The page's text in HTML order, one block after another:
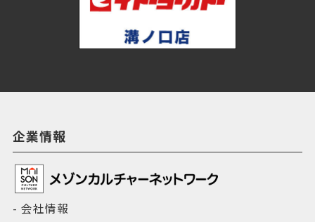
企業情報
会社情報